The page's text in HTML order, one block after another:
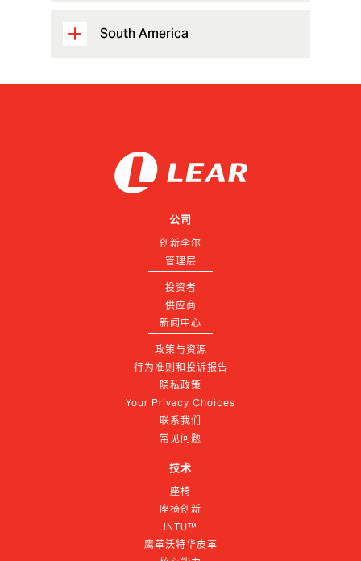
South America
公司
创新李尔
管理层
投资者
供应商
新闻中心
政策与资源
行为准则和投诉报告
隐私政策
Your Privacy Choices
联系我们
常见问题
技术
座椅
座椅创新
INTU™
鹰革沃特华皮革